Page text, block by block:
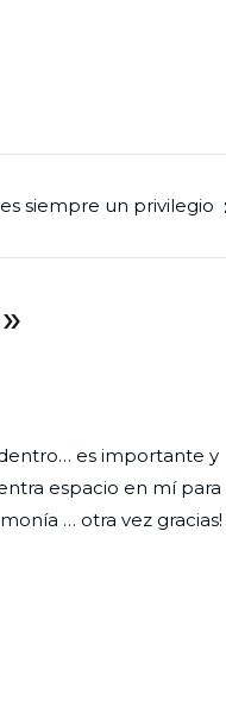
siempre un privilegio
»
es importante y
espacio en mí para
… otra vez gracias!